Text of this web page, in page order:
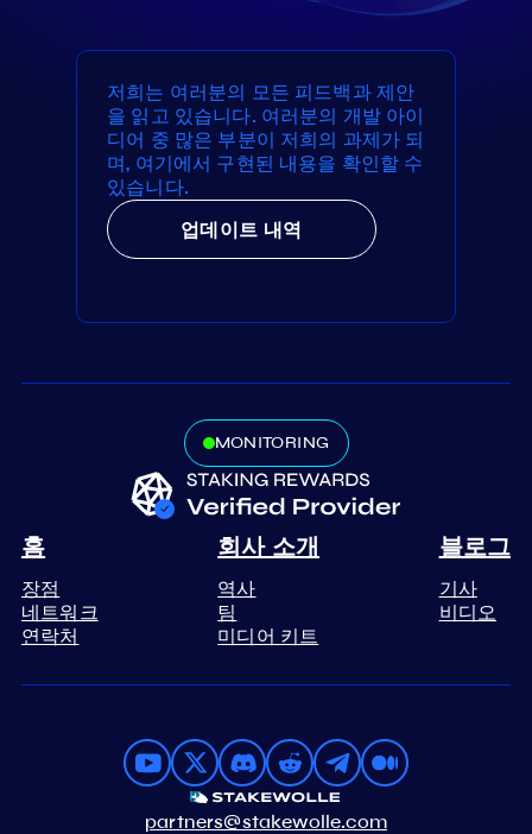
저희는 여러분의 모든 피드백과 제안
을 읽고 있습니다. 여러분의 개발 아이
디어 중 많은 부분이 저희의 과제가 되
며, 여기에서 구현된 내용을 확인할 수
있습니다.
업데이트 내역
MONITORING
홈
장점
네트워크
연락처
회사 소개
역사
팀
미디어 키트
블로그
기사
비디오
partners@stakewolle.com